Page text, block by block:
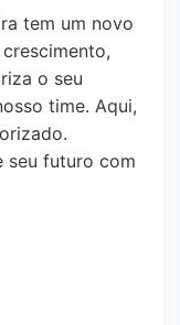
tem um novo
o seu
time. Aqui,
seu futuro com